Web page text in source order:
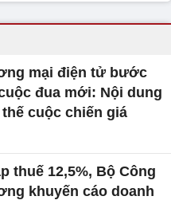
mại điện tử bước
đua mới: Nội dung
cuộc chiến giá
thuế 12,5%, Bộ Công
khuyến cáo doanh